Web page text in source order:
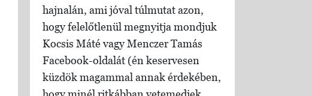
hajnalán, ami jóval túlmutat azon,
hogy felelőtlenül megnyitja mondjuk
Kocsis Máté vagy Menczer Tamás
Facebook-oldalát (én keservesen
küzdök magammal annak érdekében,